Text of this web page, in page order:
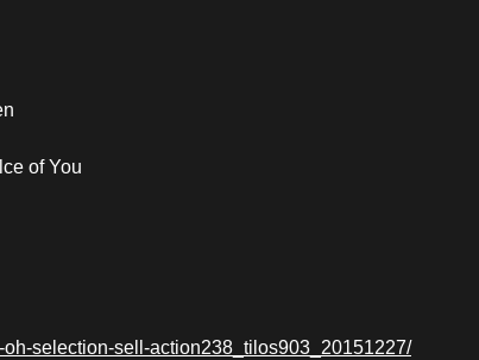
of You
selection-sell-action238_tilos903_20151227/